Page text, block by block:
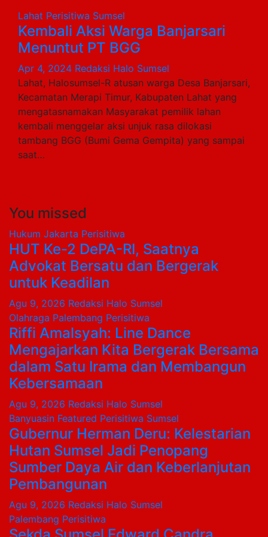
Lahat Perisitiwa Sumsel
Kembali Aksi Warga Banjarsari
Menuntut PT BGG
Apr 4, 2024 Redaksi Halo Sumsel
Lahat, Halosumsel-R atusan warga Desa Banjarsari,
Kecamatan Merapi Timur, Kabupaten Lahat yang
mengatasnamakan Masyarakat pemilik lahan
kembali menggelar aksi unjuk rasa dilokasi
tambang BGG (Bumi Gema Gempita) yang sampai
saat…
You missed
Hukum Jakarta Perisitiwa
HUT Ke-2 DePA-RI, Saatnya
Advokat Bersatu dan Bergerak
untuk Keadilan
Agu 9, 2026 Redaksi Halo Sumsel
Olahraga Palembang Perisitiwa
Riffi Amalsyah: Line Dance
Mengajarkan Kita Bergerak Bersama
dalam Satu Irama dan Membangun
Kebersamaan
Agu 9, 2026 Redaksi Halo Sumsel
Banyuasin Featured Perisitiwa Sumsel
Gubernur Herman Deru: Kelestarian
Hutan Sumsel Jadi Penopang
Sumber Daya Air dan Keberlanjutan
Pembangunan
Agu 9, 2026 Redaksi Halo Sumsel
Palembang Perisitiwa